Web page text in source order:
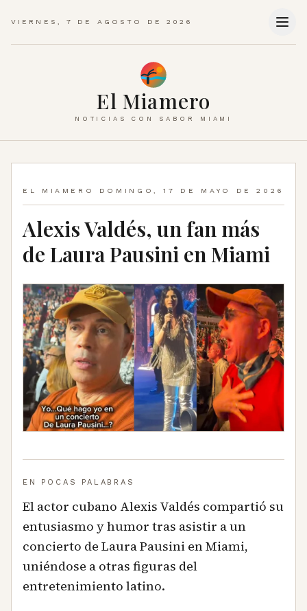
VIERNES, 7 DE AGOSTO DE 2026
El Miamero
NOTICIAS CON SABOR MIAMI
EL MIAMERO DOMINGO, 17 DE MAYO DE 2026
Alexis Valdés, un fan más
de Laura Pausini en Miami
EN POCAS PALABRAS
El actor cubano Alexis Valdés compartió su
entusiasmo y humor tras asistir a un
concierto de Laura Pausini en Miami,
uniéndose a otras figuras del
entretenimiento latino.